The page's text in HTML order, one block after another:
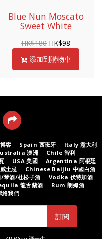
Blue Nun Moscato
Sweet White
HK$180 HK$98
添加到購物車
客 Spain 西班牙
Italy 意大利
澳洲
Chile 智利
USA 美國
Argentina 阿根廷
士忌
Chinese Baijiu 中國白酒
琴酒/杜松子酒
Vodka 伏特加酒
龍舌蘭酒
Rum 朗姆酒
我們
訂閱